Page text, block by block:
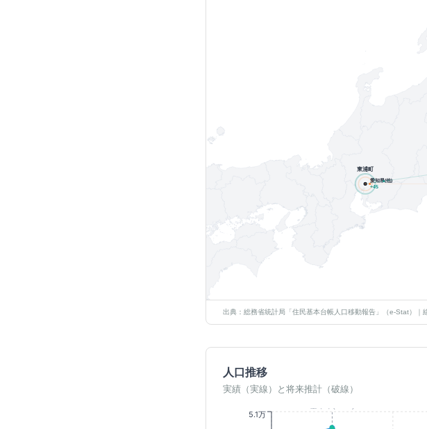
愛知県(他)
+45
東浦町
出典：総務省統計局「住民基本台帳人口移動報告」（e-Stat）｜
人口推移
実績（実線）と将来推計（破線）
5.1万